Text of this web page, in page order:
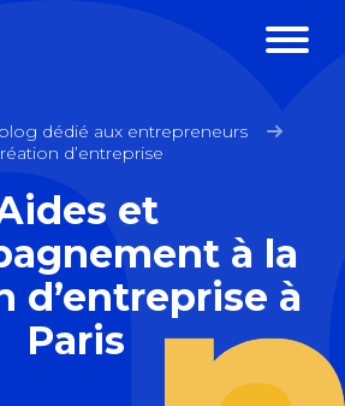
dédié aux entrepreneurs
d’entreprise
et
à la
d’entreprise à
Paris